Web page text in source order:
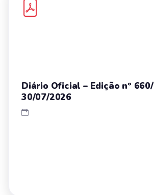
Diário Oficial – Edição nº
30/07/2026